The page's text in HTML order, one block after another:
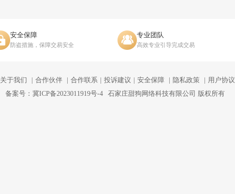
安全保障
防盗措施，保障交易安全
专业团队
高效专业引导完成交易
关于我们 合作伙伴 合作联系 投诉建议 安全保障 隐私政策
用户协议
备案号：冀ICP备2023011919号-4
石家庄甜狗网络科技有限公司 版权所有